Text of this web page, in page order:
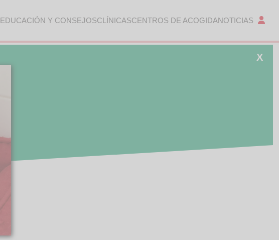
EDUCACIÓN Y CONSEJOSCLÍNICASCENTROS DE ACOGIDANOTICIAS
X